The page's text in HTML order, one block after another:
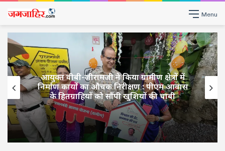
Menu
आयुक्त वीबी-जीरामजी ने किया ग्रामीण क्षेत्रों में
निर्माण कार्यों का औचक निरीक्षण : पीएम आवास
के हितग्राहियों को सौंपी खुशियों की चाबी